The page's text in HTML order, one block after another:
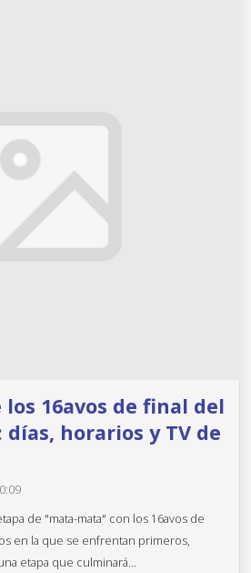
16avos de final del
días, horarios y TV de
de "mata-mata" con los 16avos de
en la que se enfrentan primeros,
etapa que culminará...